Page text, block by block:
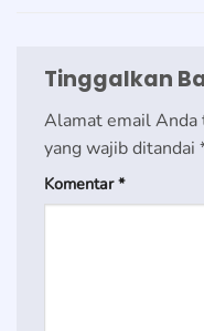
Tinggalkan
Alamat email Anda
yang wajib ditandai
Komentar*